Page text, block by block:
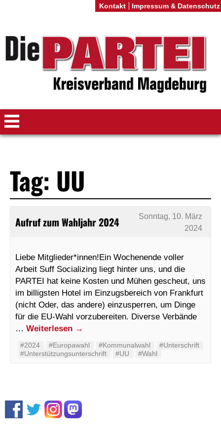
Tag: UU
Aufruf zum Wahljahr 2024
Sonntag, 10. März
2024
Liebe Mitglieder*innen!Ein Wochenende voller
Arbeit Suff Socializing liegt hinter uns, und die
PARTEI hat keine Kosten und Mühen gescheut, uns
im billigsten Hotel im Einzugsbereich von Frankfurt
(nicht Oder, das andere) einzusperren, um Dinge
für die EU-Wahl vorzubereiten. Diverse Verbände
… Weiterlesen →
#2024 #Europawahl #Kommunalwahl
#Unterschrift
#Unterstützungsunterschrift
#UU #Wahl
Kontakt Impressum & Datenschutz